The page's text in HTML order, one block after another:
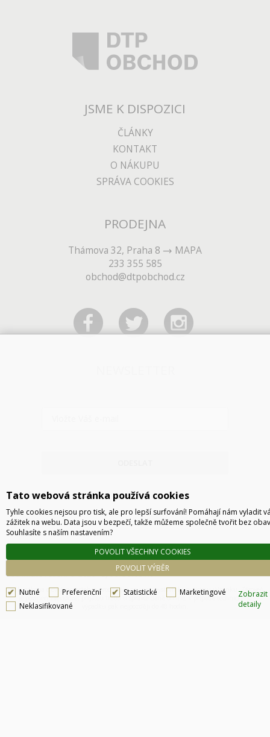
JSME K DISPOZICI
ČLÁNKY
KONTAKT
O NÁKUPU
SPRÁVA COOKIES
PRODEJNA
Thámova 32, Praha 8
MAPA
233 355 585
obchod@dtpobchod.cz
Technické řešení © 2026 CyberSoft s.r.o.
Podle zákona o evidenci tržeb je prodávající povinen vystavit kupujícímu účtenku. Zároveň
je povinen zaevidovat přijatou tržbu u správce daně online, v případě technického
Tato webová stránka používá cookies
Tyhle cookies nejsou pro tisk, ale pro lepší surfování! Pomáhají nám vyladit
zážitek na webu. Data jsou v bezpečí, takže můžeme společně tvořit bez
Souhlasíte s naším nastavením?
POVOLIT VÝBĚR
POVOLIT VŠECHNY COOKIES
Nutné Preferenční Statistické
Marketingové
Neklasifikované
Zobrazit
detaily